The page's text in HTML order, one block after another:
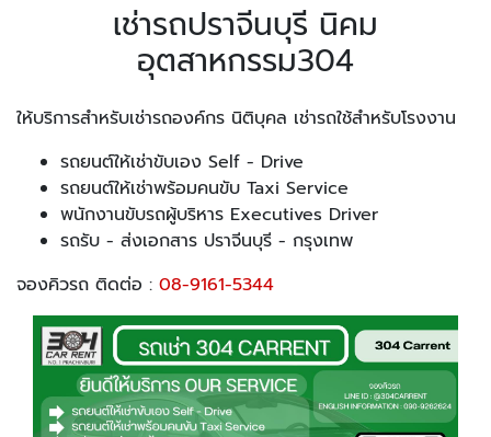
เช่ารถปราจีนบุรี นิคม
อุตสาหกรรม304
ให้บริการสำหรับเช่ารถองค์กร นิติบุคล เช่ารถใช้สำหรับโรงงาน
รถยนต์ให้เช่าขับเอง Self - Drive
รถยนต์ให้เช่าพร้อมคนขับ Taxi Service
พนักงานขับรถผู้บริหาร Executives Driver
รถรับ - ส่งเอกสาร ปราจีนบุรี - กรุงเทพ
จองคิวรถ ติดต่อ : 08-9161-5344